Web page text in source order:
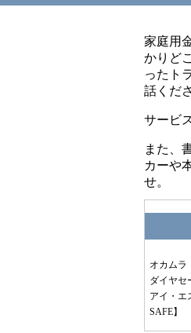
家庭用
かりど
ったト
話くだ
サービ
また、
カーや
せ。
オカム
ダイヤ
アイ・
SAFE】